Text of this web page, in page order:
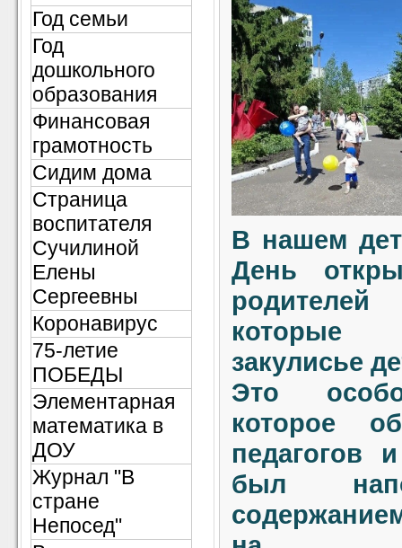
Год семьи
Год
дошкольного
образования
Финансовая
грамотность
Сидим дома
Страница
воспитателя
Сучилиной
Елены
Сергеевны
Коронавирус
75-летие
ПОБЕДЫ
Элементарная
математика в
ДОУ
Журнал "В
стране
Непосед"
В нашем
День
закулисье
Это
которое
педагогов
был